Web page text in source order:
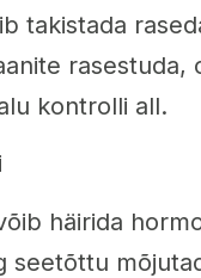
takistada
rasestuda,
kontrolli all.
häirida
seetõttu